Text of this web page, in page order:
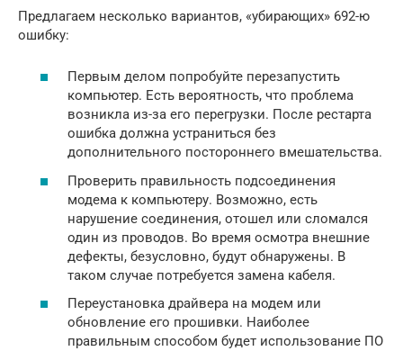
Предлагаем несколько вариантов, «убирающих» 692-ю
ошибку:
Первым делом попробуйте перезапустить
компьютер. Есть вероятность, что проблема
возникла из-за его перегрузки. После рестарта
ошибка должна устраниться без
дополнительного постороннего вмешательства.
Проверить правильность подсоединения
модема к компьютеру. Возможно, есть
нарушение соединения, отошел или сломался
один из проводов. Во время осмотра внешние
дефекты, безусловно, будут обнаружены. В
таком случае потребуется замена кабеля.
Переустановка драйвера на модем или
обновление его прошивки. Наиболее
правильным способом будет использование ПО